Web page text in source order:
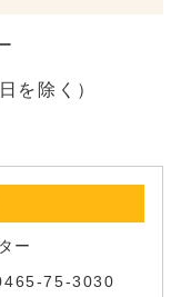
を除く）
ー
75-3030